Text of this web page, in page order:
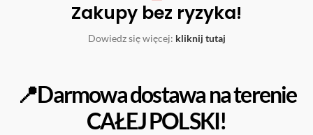
Zakupy bez ryzyka!
Dowiedz się więcej: kliknij tutaj
📍Darmowa dostawa na terenie
CAŁEJ POLSKI!